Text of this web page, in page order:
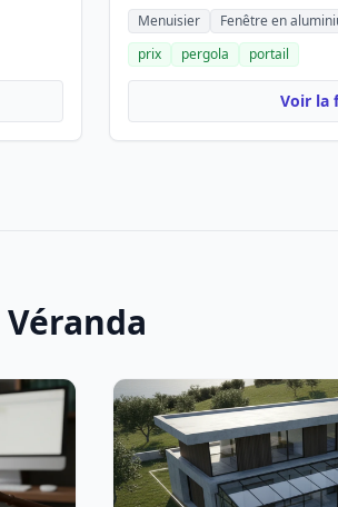
Menuisier
Fenêtre en
prix
pergola portail
Voir la